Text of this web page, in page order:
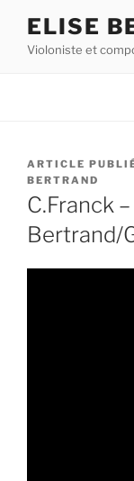
contenu
ELISE
Violoniste et
PUBLIÉ
LE
BERTRAND
C.Franck
Bertrand/